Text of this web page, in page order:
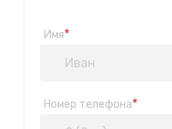
Имя*
Номер телефона*